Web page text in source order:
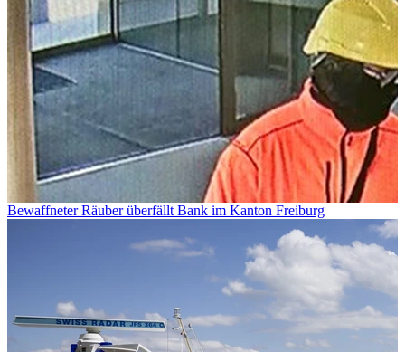
Bewaffneter Räuber überfällt Bank im Kanton Freiburg